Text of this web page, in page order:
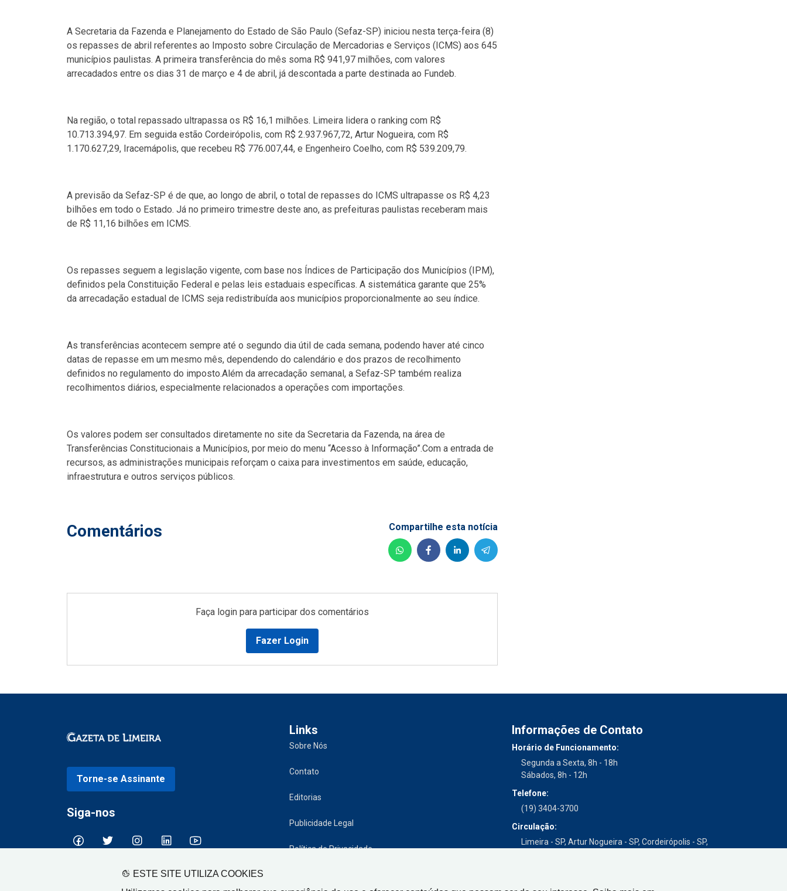
ESTE SITE UTILIZA COOKIES
A Secretaria da Fazenda e Planejamento do Estado de São Paulo (Sefaz-SP) iniciou nesta terça-feira (8)
os repasses de abril referentes ao Imposto sobre Circulação de Mercadorias e Serviços (ICMS) aos 645
municípios paulistas. A primeira transferência do mês soma R$ 941,97 milhões, com valores
arrecadados entre os dias 31 de março e 4 de abril, já descontada a parte destinada ao Fundeb.
Na região, o total repassado ultrapassa os R$ 16,1 milhões. Limeira lidera o ranking com R$
10.713.394,97. Em seguida estão Cordeirópolis, com R$ 2.937.967,72, Artur Nogueira, com R$
1.170.627,29, Iracemápolis, que recebeu R$ 776.007,44, e Engenheiro Coelho, com R$ 539.209,79.
A previsão da Sefaz-SP é de que, ao longo de abril, o total de repasses do ICMS ultrapasse os R$ 4,23
bilhões em todo o Estado. Já no primeiro trimestre deste ano, as prefeituras paulistas receberam mais
de R$ 11,16 bilhões em ICMS.
Os repasses seguem a legislação vigente, com base nos Índices de Participação dos Municípios (IPM),
definidos pela Constituição Federal e pelas leis estaduais específicas. A sistemática garante que 25%
da arrecadação estadual de ICMS seja redistribuída aos municípios proporcionalmente ao seu índice.
As transferências acontecem sempre até o segundo dia útil de cada semana, podendo haver até cinco
datas de repasse em um mesmo mês, dependendo do calendário e dos prazos de recolhimento
definidos no regulamento do imposto.Além da arrecadação semanal, a Sefaz-SP também realiza
recolhimentos diários, especialmente relacionados a operações com importações.
Os valores podem ser consultados diretamente no site da Secretaria da Fazenda, na área de
Transferências Constitucionais a Municípios, por meio do menu “Acesso à Informação”.Com a entrada de
recursos, as administrações municipais reforçam o caixa para investimentos em saúde, educação,
infraestrutura e outros serviços públicos.
Comentários Compartilhe esta notícia
Faça login para participar dos comentários
Fazer Login
Torne-se Assinante
Siga-nos
Links
Sobre Nós
Contato
Editorias
Publicidade Legal
Política de Privacidade
Informações de Contato
Horário de Funcionamento:
Segunda a Sexta, 8h - 18h
Sábados, 8h - 12h
Telefone:
(19) 3404-3700
Circulação:
Limeira - SP, Artur Nogueira - SP, Cordeirópolis - SP,